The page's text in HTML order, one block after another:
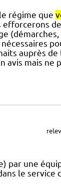
régime que
efforcerons de
(démarches,
auprès de
avis mais ne
par une
le service